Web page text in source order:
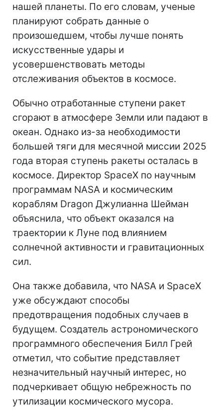
нашей планеты. По его словам, ученые
планируют собрать данные о
произошедшем, чтобы лучше понять
искусственные удары и
усовершенствовать методы
отслеживания объектов в космосе.
Обычно отработанные ступени ракет
сгорают в атмосфере Земли или падают в
океан. Однако из-за необходимости
большей тяги для месячной миссии 2025
года вторая ступень ракеты осталась в
космосе. Директор SpaceX по научным
программам NASA и космическим
кораблям Dragon Джулианна Шейман
объяснила, что объект оказался на
траектории к Луне под влиянием
солнечной активности и гравитационных
сил.
Она также добавила, что NASA и SpaceX
уже обсуждают способы
предотвращения подобных случаев в
будущем. Создатель астрономического
программного обеспечения Билл Грей
отметил, что событие представляет
незначительный научный интерес, но
подчеркивает общую небрежность по
утилизации космического мусора.